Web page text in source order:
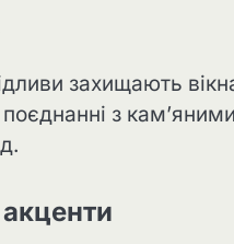
захищають
з